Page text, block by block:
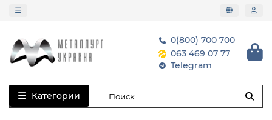
0(800) 700 700
063 469 07 77
Telegram
Категории